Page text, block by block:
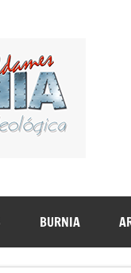
BURNIA